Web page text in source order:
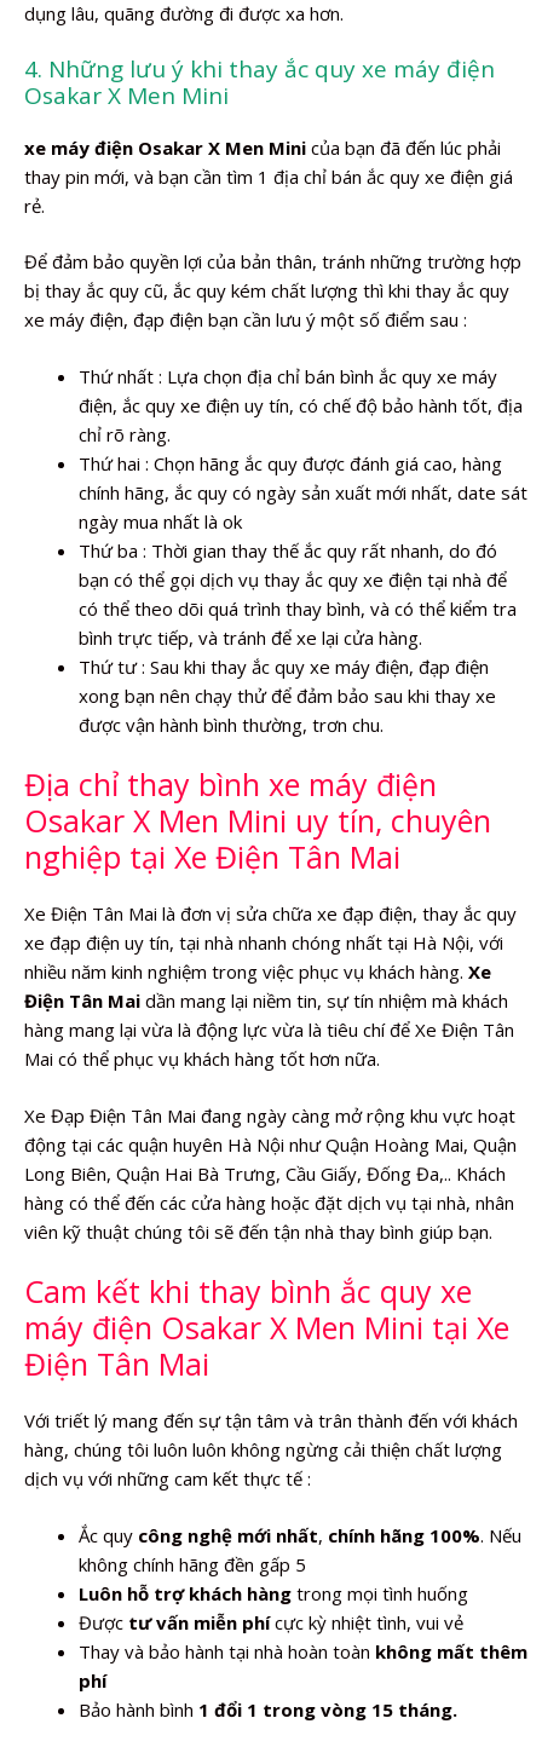
dụng lâu, quãng đường đi được xa hơn.
4. Những lưu ý khi thay ắc quy xe máy điện
Osakar X Men Mini
xe máy điện Osakar X Men Mini của bạn đã đến lúc phải
thay pin mới, và bạn cần tìm 1 địa chỉ bán ắc quy xe điện giá
rẻ.
Để đảm bảo quyền lợi của bản thân, tránh những trường hợp
bị thay ắc quy cũ, ắc quy kém chất lượng thì khi thay ắc quy
xe máy điện, đạp điện bạn cần lưu ý một số điểm sau :
Thứ nhất : Lựa chọn địa chỉ bán bình ắc quy xe máy
điện, ắc quy xe điện uy tín, có chế độ bảo hành tốt, địa
chỉ rõ ràng.
Thứ hai : Chọn hãng ắc quy được đánh giá cao, hàng
chính hãng, ắc quy có ngày sản xuất mới nhất, date sát
ngày mua nhất là ok
Thứ ba : Thời gian thay thế ắc quy rất nhanh, do đó
bạn có thể gọi dịch vụ thay ắc quy xe điện tại nhà để
có thể theo dõi quá trình thay bình, và có thể kiểm tra
bình trực tiếp, và tránh để xe lại cửa hàng.
Thứ tư : Sau khi thay ắc quy xe máy điện, đạp điện
xong bạn nên chạy thử để đảm bảo sau khi thay xe
được vận hành bình thường, trơn chu.
Địa chỉ thay bình xe máy điện
Osakar X Men Mini uy tín, chuyên
nghiệp tại Xe Điện Tân Mai
Xe Điện Tân Mai là đơn vị sửa chữa xe đạp điện, thay ắc quy
xe đạp điện uy tín, tại nhà nhanh chóng nhất tại Hà Nội, với
nhiều năm kinh nghiệm trong việc phục vụ khách hàng. Xe
Điện Tân Mai dần mang lại niềm tin, sự tín nhiệm mà khách
hàng mang lại vừa là động lực vừa là tiêu chí để Xe Điện Tân
Mai có thể phục vụ khách hàng tốt hơn nữa.
Xe Đạp Điện Tân Mai đang ngày càng mở rộng khu vực hoạt
động tại các quận huyên Hà Nội như Quận Hoàng Mai, Quận
Long Biên, Quận Hai Bà Trưng, Cầu Giấy, Đống Đa,.. Khách
hàng có thể đến các cửa hàng hoặc đặt dịch vụ tại nhà, nhân
viên kỹ thuật chúng tôi sẽ đến tận nhà thay bình giúp bạn.
Cam kết khi thay bình ắc quy xe
máy điện Osakar X Men Mini tại Xe
Điện Tân Mai
Với triết lý mang đến sự tận tâm và trân thành đến với khách
hàng, chúng tôi luôn luôn không ngừng cải thiện chất lượng
dịch vụ với những cam kết thực tế :
Ắc quy công nghệ mới nhất, chính hãng 100%. Nếu
không chính hãng đền gấp 5
Luôn hỗ trợ khách hàng trong mọi tình huống
Được tư vấn miễn phícực kỳ nhiệt tình, vui vẻ
Thay và bảo hành tại nhà hoàn toàn không mất thêm
phí
Bảo hành bình 1 đổi 1 trong vòng 15 tháng.